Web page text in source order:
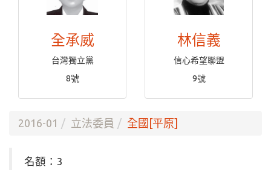
全承威
台灣獨立黨
8號
林信義
信心希望聯盟
9號
2016-01 立法委員 全國[平原]
名額：3